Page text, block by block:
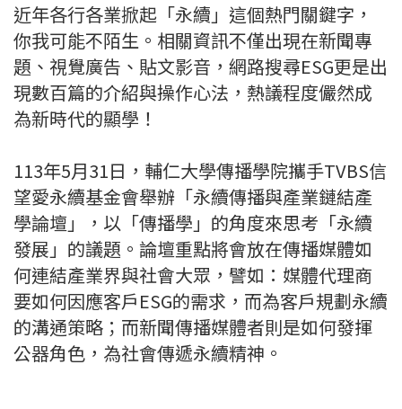
近年各行各業掀起「永續」這個熱門關鍵字，
你我可能不陌生。相關資訊不僅出現在新聞專
題、視覺廣告、貼文影音，網路搜尋ESG更是出
現數百篇的介紹與操作心法，熱議程度儼然成
為新時代的顯學！
113年5月31日，輔仁大學傳播學院攜手TVBS信
望愛永續基金會舉辦「永續傳播與產業鏈結產
學論壇」，以「傳播學」的角度來思考「永續
發展」的議題。論壇重點將會放在傳播媒體如
何連結產業界與社會大眾，譬如：媒體代理商
要如何因應客戶ESG的需求，而為客戶規劃永續
的溝通策略；而新聞傳播媒體者則是如何發揮
公器角色，為社會傳遞永續精神。